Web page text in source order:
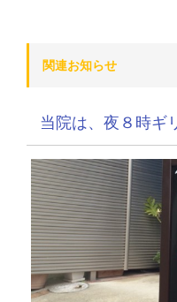
関連お知らせ
当院は、夜８時